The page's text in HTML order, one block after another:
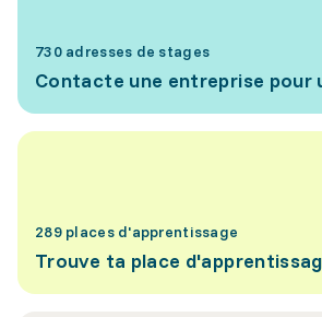
730 adresses de stages
Contacte une entreprise pour
289 places d'apprentissage
Trouve ta place